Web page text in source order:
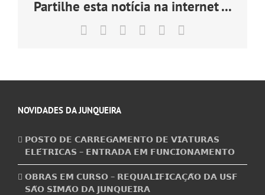
Partilhe esta notícia na internet ...
Facebook LinkedInTumblrPinterest
publicado)
NOVIDADES DA JUNQUEIRA
𝗣𝗢𝗦𝗧𝗢 𝗗𝗘 𝗖𝗔𝗥𝗥𝗘𝗚𝗔𝗠𝗘𝗡𝗧𝗢 𝗗𝗘 𝗩𝗜𝗔𝗧𝗨𝗥𝗔𝗦
𝗘𝗟𝗘́𝗧𝗥𝗜𝗖𝗔𝗦 – 𝗘𝗡𝗧𝗥𝗔𝗗𝗔 𝗘𝗠 𝗙𝗨𝗡𝗖𝗜𝗢𝗡𝗔𝗠𝗘𝗡𝗧𝗢
𝗢𝗕𝗥𝗔𝗦 𝗘𝗠 𝗖𝗨𝗥𝗦𝗢 – 𝗥𝗘𝗤𝗨𝗔𝗟𝗜𝗙𝗜𝗖𝗔𝗖̧𝗔̃𝗢 𝗗𝗔 𝗨𝗦𝗙
𝗦𝗔̃𝗢 𝗦𝗜𝗠𝗔̃𝗢 𝗗𝗔 𝗝𝗨𝗡𝗤𝗨𝗘𝗜𝗥𝗔